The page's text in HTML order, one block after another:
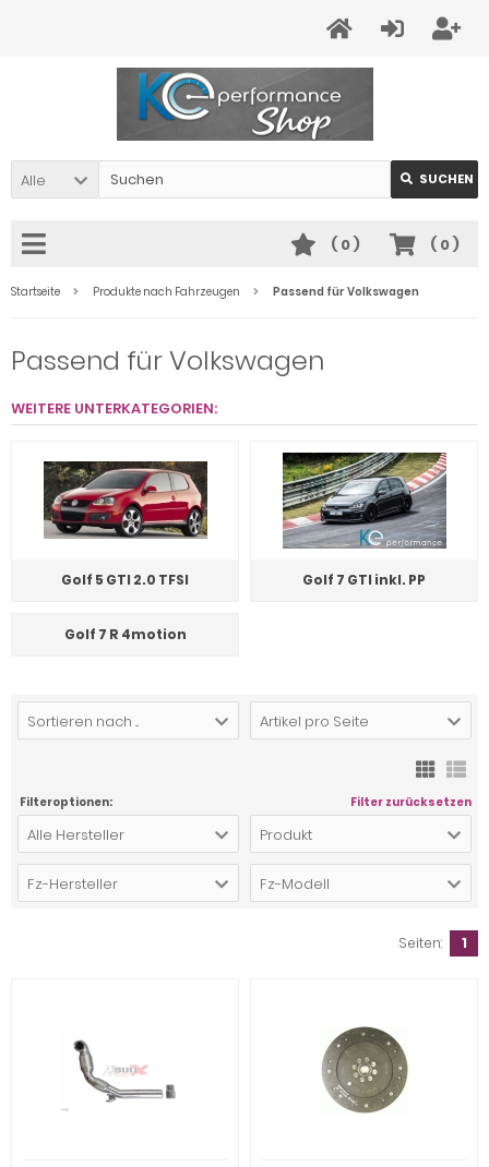
Alle SUCHEN
( 0)
( 0)
Startseite Produkte nach Fahrzeugen Passend für Volkswagen
Passend für Volkswagen
WEITERE UNTERKATEGORIEN:
Golf 5 GTI 2.0 TFSI Golf 7 GTI inkl. PP
Golf 7 R 4motion
Sortieren nach ... Artikel pro Seite
Filteroptionen: Filter zurücksetzen
Alle Hersteller Produkt
Fz-Hersteller Fz-Modell
Seiten: 1